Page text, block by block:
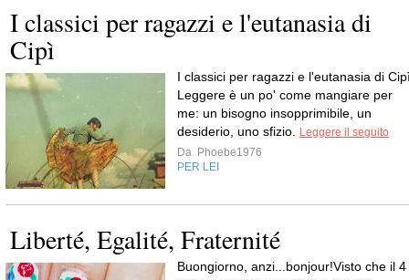
I classici per ragazzi e l'eutanasia di
Cipì
I classici per ragazzi e l'eutanasia di
Leggere è un po' come mangiare per
me: un bisogno insopprimibile, un
desiderio, uno sfizio.
Leggere il seguito
Da Phoebe1976
PER LEI
Liberté, Egalité, Fraternité
Buongiorno, anzi...bonjour!Visto che il 4